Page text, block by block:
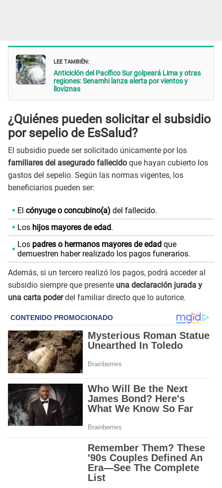
LEE TAMBIÉN:
Anticiclón del Pacífico Sur golpeará Lima y otras
regiones: Senamhi lanza alerta por vientos y
lloviznas
¿Quiénes pueden solicitar el subsidio
por sepelio de EsSalud?
El subsidio puede ser solicitado únicamente por los
familiares del asegurado fallecido que hayan cubierto los
gastos del sepelio. Según las normas vigentes, los
beneficiarios pueden ser:
El cónyuge o concubino(a) del fallecido.
Los hijos mayores de edad.
Los padres o hermanos mayores de edadque
demuestren haber realizado los pagos funerarios.
Además, si un tercero realizó los pagos, podrá acceder al
subsidio siempre que presente una declaración jurada y
una carta poderdel familiar directo que lo autorice.